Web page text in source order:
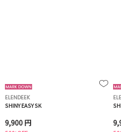
ELENDEEK
SHINY EASY SK
9,900 円